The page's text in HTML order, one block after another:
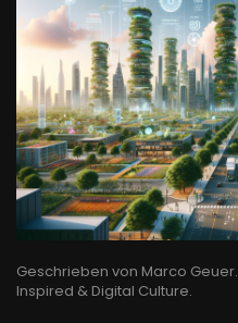
Geschrieben von Marco
Inspired & Digital Culture.